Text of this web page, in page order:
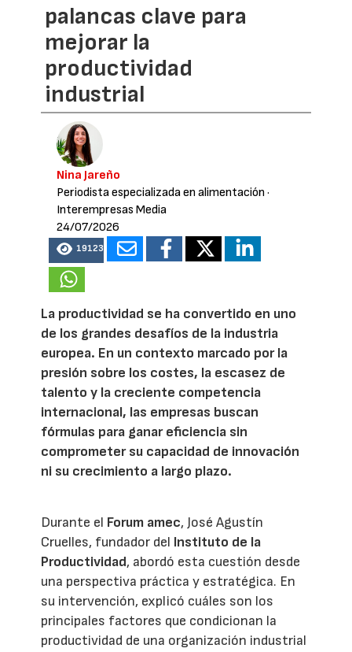
palancas clave para
mejorar la
productividad
industrial
Nina Jareño
Periodista especializada en alimentación ·
Interempresas Media
24/07/2026
19123
La productividad se ha convertido en uno
de los grandes desafíos de la industria
europea. En un contexto marcado por la
presión sobre los costes, la escasez de
talento y la creciente competencia
internacional, las empresas buscan
fórmulas para ganar eficiencia sin
comprometer su capacidad de innovación
ni su crecimiento a largo plazo.
Durante el Forum amec, José Agustín
Cruelles, fundador del Instituto de la
Productividad, abordó esta cuestión desde
una perspectiva práctica y estratégica. En
su intervención, explicó cuáles son los
principales factores que condicionan la
productividad de una organización industrial